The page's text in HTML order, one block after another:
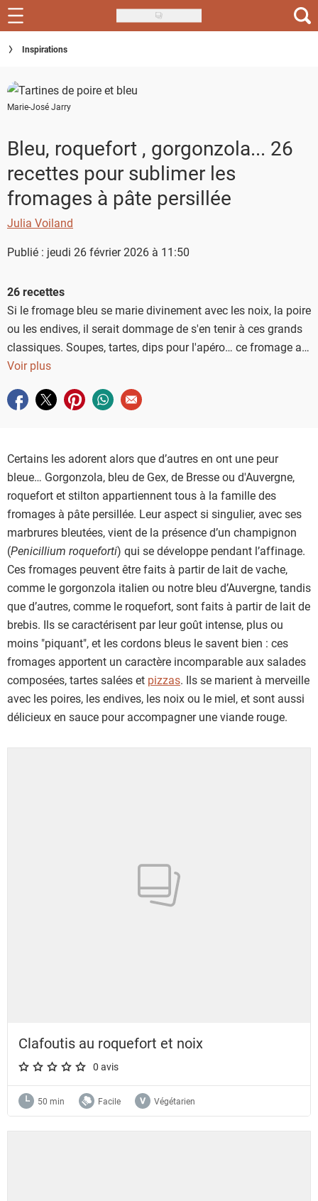
Skip
to
main
Recettes
Inspirations
Conseils
Menu de la semaine
Actus
Téléchargez l'app Saveurs Recettes
Inspirations
Marie-José Jarry
Bleu, roquefort , gorgonzola... 26
recettes pour sublimer les
fromages à pâte persillée
Julia Voiland
Publié : jeudi 26 février 2026 à 11:50
26 recettes
Si le fromage bleu se marie divinement avec les noix, la poire
ou les endives, il serait dommage de s'en tenir à ces grands
classiques. Soupes, tartes, dips pour l'apéro… ce fromage au
caractère bien trempé s'invite aussi dans bien d'autres
Voir plus
Partager sur facebook
Partager sur twitter
Partager sur pinterest
Partager sur whatsapp
Envoyer à un ami
Certains les adorent alors que d’autres en ont une peur
bleue… Gorgonzola, bleu de Gex, de Bresse ou d'Auvergne,
roquefort et stilton appartiennent tous à la famille des
fromages à pâte persillée. Leur aspect si singulier, avec ses
marbrures bleutées, vient de la présence d’un champignon
(Penicillium roqueforti) qui se développe pendant l’affinage.
Ces fromages peuvent être faits à partir de lait de vache,
comme le gorgonzola italien ou notre bleu d’Auvergne, tandis
que d’autres, comme le roquefort, sont faits à partir de lait de
brebis. Ils se caractérisent par leur goût intense, plus ou
moins "piquant", et les cordons bleus le savent bien : ces
fromages apportent un caractère incomparable aux salades
composées, tartes salées et pizzas. Ils se marient à merveille
avec les poires, les endives, les noix ou le miel, et sont aussi
délicieux en sauce pour accompagner une viande rouge.
Clafoutis au roquefort et noix
A star rating of 0 out of 5.
0 avis
50 min Facile Végétarien